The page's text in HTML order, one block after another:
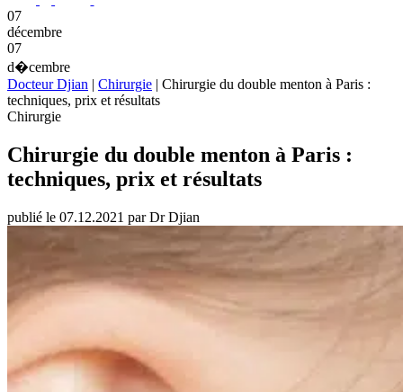
07
décembre
07
d�cembre
Docteur Djian | Chirurgie | Chirurgie du double menton à Paris :
techniques, prix et résultats
Chirurgie
Chirurgie du double menton à Paris :
techniques, prix et résultats
publié le 07.12.2021 par Dr Djian